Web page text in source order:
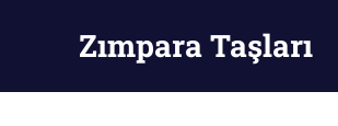
Zımpara Taşları